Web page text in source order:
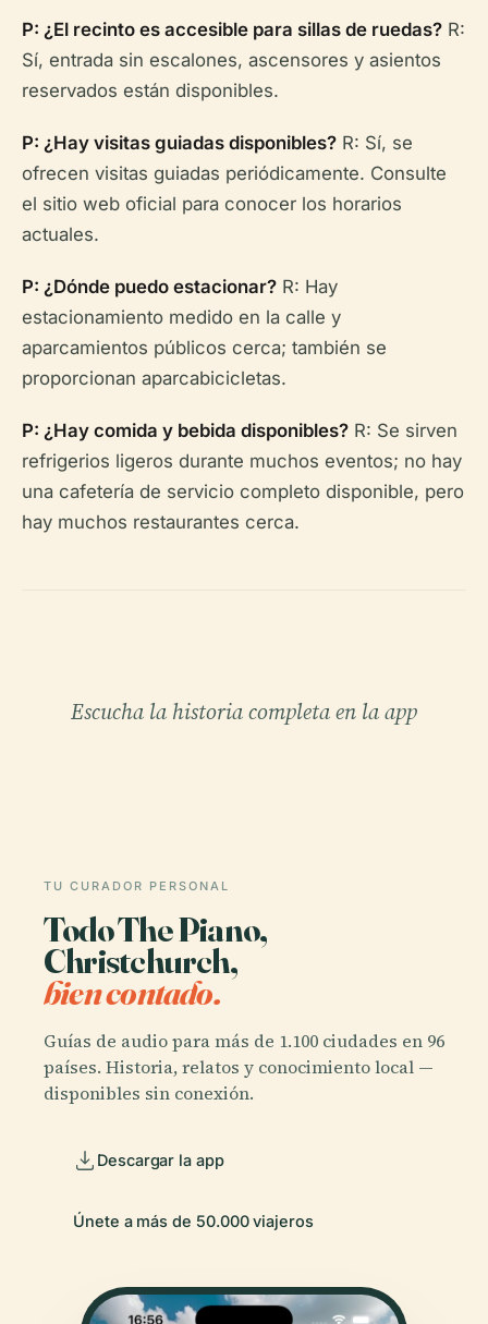
P: ¿El recinto es accesible para sillas de ruedas? R:
Sí, entrada sin escalones, ascensores y asientos
reservados están disponibles.
P: ¿Hay visitas guiadas disponibles? R: Sí, se
ofrecen visitas guiadas periódicamente. Consulte
el sitio web oficial para conocer los horarios
actuales.
P: ¿Dónde puedo estacionar? R: Hay
estacionamiento medido en la calle y
aparcamientos públicos cerca; también se
proporcionan aparcabicicletas.
P: ¿Hay comida y bebida disponibles? R: Se sirven
refrigerios ligeros durante muchos eventos; no hay
una cafetería de servicio completo disponible, pero
hay muchos restaurantes cerca.
Escucha la historia completa en la app
TU CURADOR PERSONAL
Todo The Piano,
Christchurch,
bien contado.
Guías de audio para más de 1.100 ciudades en 96
países. Historia, relatos y conocimiento local —
disponibles sin conexión.
Descargar la app
Únete a más de 50.000 viajeros